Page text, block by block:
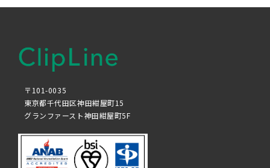
〒101-0035
東京都千代田区神田紺屋町15
グランファースト神田紺屋町5F